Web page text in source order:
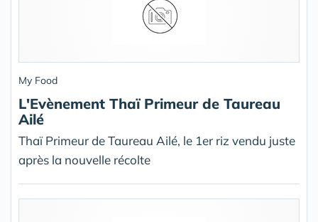
My Food
L'Evènement Thaï Primeur de Taureau
Ailé
Thaï Primeur de Taureau Ailé, le 1er riz vendu juste
après la nouvelle récolte